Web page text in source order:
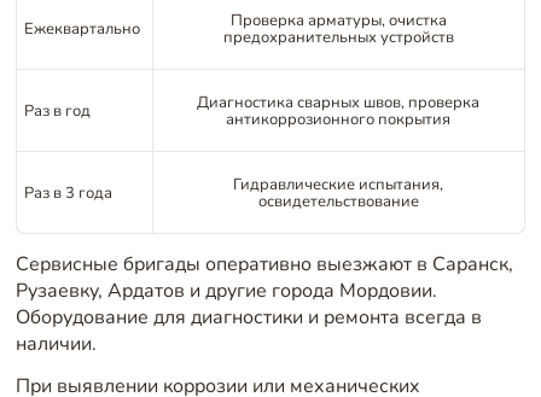
Ежеквартально Проверка арматуры, очистка
предохранительных устройств
Раз в год Диагностика сварных швов, проверка
антикоррозионного покрытия
Раз в 3 года Гидравлические испытания,
освидетельствование
Сервисные бригады оперативно выезжают в Саранск,
Рузаевку, Ардатов и другие города Мордовии.
Оборудование для диагностики и ремонта всегда в
наличии.
При выявлении коррозии или механических